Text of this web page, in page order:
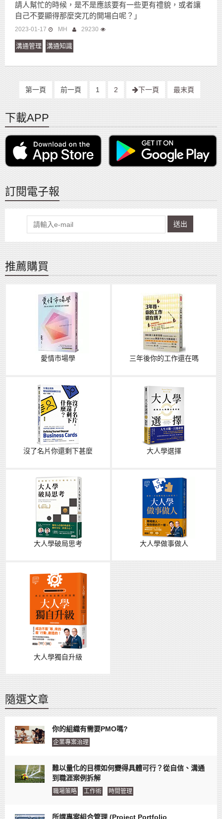
請人幫忙的時候，是不是應該要有一些更有禮貌，或者讓
自己不要顯得那麼突兀的開場白呢？」
2023-01-17 MH 29230
溝通管理 溝通知識
第一頁 前一頁 1 2 下一頁 最末頁
下載APP
訂閱電子報
送出
推薦購買
愛情市場學 三年後你的工作還在嗎
沒了名片你還剩下甚麼 大人學選擇
大人學破局思考 大人學做事做人
大人學獨自升級
隨選文章
你的組織有需要PMO嗎?
企業專案治理
難以量化的目標如何變得具體可行？從自信、溝通
到職涯案例拆解
職場策略 工作術 時間管理
所謂專案組合管理 (Project Portfolio